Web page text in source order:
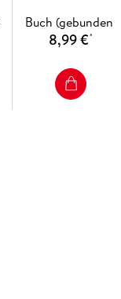
Buch (gebunden)
8,99 €*